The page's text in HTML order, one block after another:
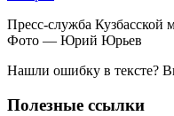
Пресс-служба Кузбасской
Фото — Юрий Юрьев
Нашли ошибку в тексте?
Полезные ссылки